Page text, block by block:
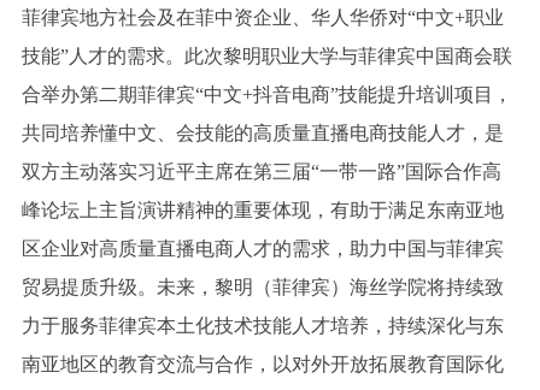
菲律宾地方社会及在菲中资企业、华人华侨对“中文+职业
技能”人才的需求。此次黎明职业大学与菲律宾中国商会联
合举办第二期菲律宾“中文+抖音电商”技能提升培训项目，
共同培养懂中文、会技能的高质量直播电商技能人才，是
双方主动落实习近平主席在第三届“一带一路”国际合作高
峰论坛上主旨演讲精神的重要体现，有助于满足东南亚地
区企业对高质量直播电商人才的需求，助力中国与菲律宾
贸易提质升级。未来，黎明（菲律宾）海丝学院将持续致
力于服务菲律宾本土化技术技能人才培养，持续深化与东
南亚地区的教育交流与合作，以对外开放拓展教育国际化